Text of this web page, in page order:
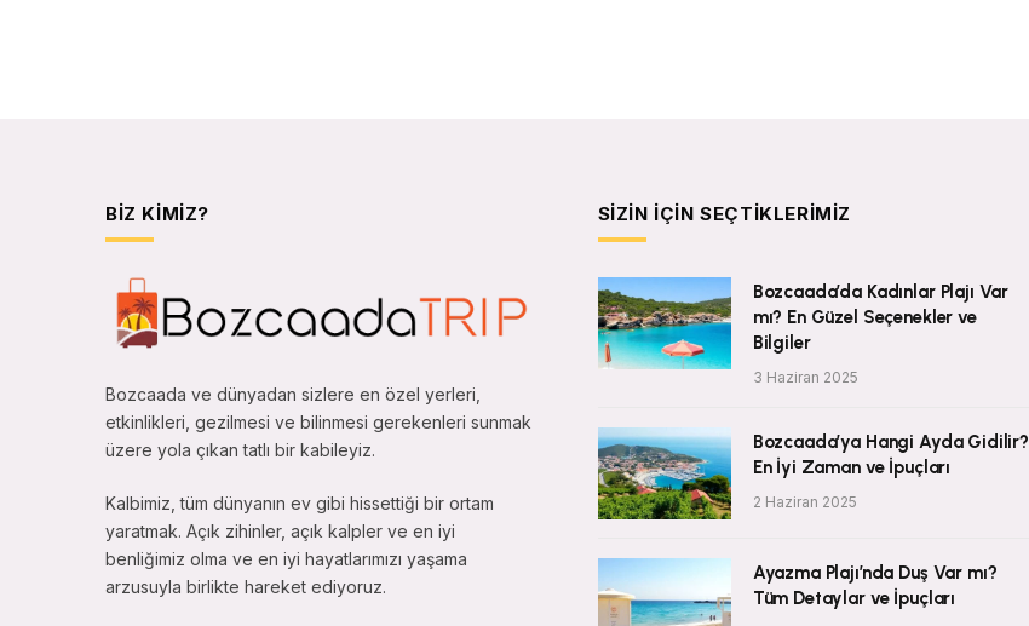
BIZ KIMIZ?
Bozcaada ve dünyadan sizlere en özel yerleri,
etkinlikleri, gezilmesi ve bilinmesi gerekenleri sunmak
üzere yola çıkan tatlı bir kabileyiz.
Kalbimiz, tüm dünyanın ev gibi hissettiği bir ortam
yaratmak. Açık zihinler, açık kalpler ve en iyi
benliğimiz olma ve en iyi hayatlarımızı yaşama
arzusuyla birlikte hareket ediyoruz.
SIZIN İÇIN SEÇTIKLERIMIZ
Bozcaada’da Kadınlar Plajı Var
mı? En Güzel Seçenekler ve
Bilgiler
3 Haziran 2025
Bozcaada’ya Hangi Ayda Gidilir?
En İyi Zaman ve İpuçları
2 Haziran 2025
Ayazma Plajı’nda Duş Var mı?
Tüm Detaylar ve İpuçları